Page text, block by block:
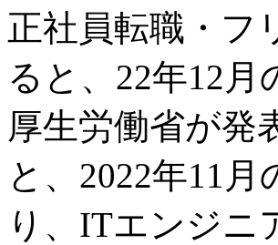
正社員転職・フ
ると、22年12
厚生労働省が発
と、2022年11
り、ITエンジニ